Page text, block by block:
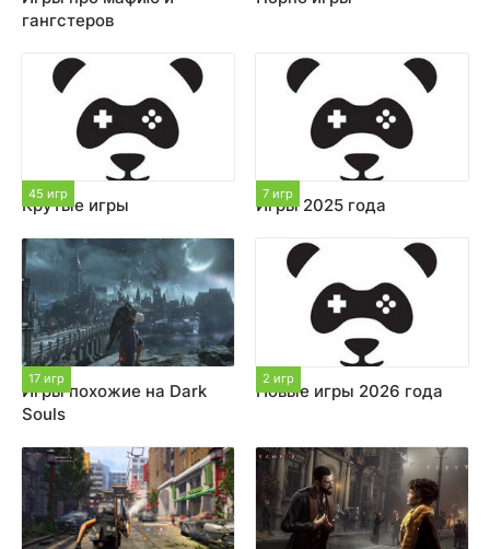
гангстеров
45 игр
Крутые игры
7 игр
Игры 2025 года
17 игр
Игры похожие на Dark
Souls
2 игр
Новые игры 2026 года